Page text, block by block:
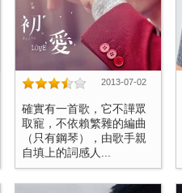
2013-07-02
確實有一首歌，它不譁眾
取寵，不依賴繁雜的編曲
（只有鋼琴），由歌手親
自填上的詞感人...